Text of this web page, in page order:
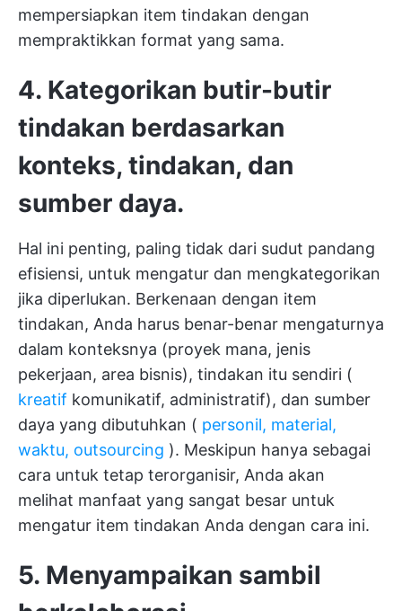
mempersiapkan item tindakan dengan
mempraktikkan format yang sama.
4. Kategorikan butir-butir
tindakan berdasarkan
konteks, tindakan, dan
sumber daya.
Hal ini penting, paling tidak dari sudut pandang
efisiensi, untuk mengatur dan mengkategorikan
jika diperlukan. Berkenaan dengan item
tindakan, Anda harus benar-benar mengaturnya
dalam konteksnya (proyek mana, jenis
pekerjaan, area bisnis), tindakan itu sendiri (
kreatif komunikatif, administratif), dan sumber
daya yang dibutuhkan ( personil, material,
waktu, outsourcing ). Meskipun hanya sebagai
cara untuk tetap terorganisir, Anda akan
melihat manfaat yang sangat besar untuk
mengatur item tindakan Anda dengan cara ini.
5. Menyampaikan sambil